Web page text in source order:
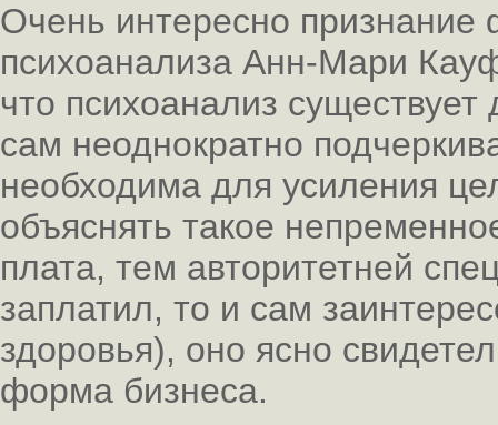
Очень интересно признание
психоанализа Анн-Мари
что психоанализ
сам неоднократно
необходима для усиления
объяснять такое
плата, тем авторитетней
заплатил, то и сам
здоровья), оно ясно
форма бизнеса.